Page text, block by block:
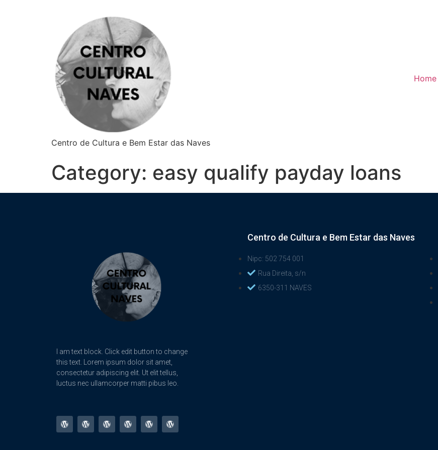
Centro de Cultura e Bem Estar das Naves
Home
Category: easy qualify payday loans
I am text block. Click edit button to change
this text. Lorem ipsum dolor sit amet,
consectetur adipiscing elit. Ut elit tellus,
luctus nec ullamcorper matti pibus leo.
Centro de Cultura e Bem Estar das Naves
Nipc: 502 754 001
Rua Direita, s/n
6350-311 NAVES